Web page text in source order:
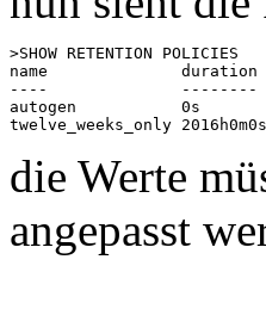
>SHOW RETENTION POLICIES
name              duration
----              --------
autogen           0s
die Werte
angepasst